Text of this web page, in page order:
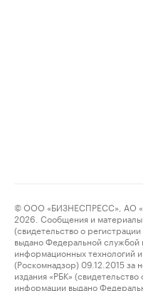
© ООО «БИЗНЕСПРЕСС», АО
2026. Сообщения и материалы
(свидетельство о
выдано Федеральной службой
информационных технологий
(Роскомнадзор) 09.12.2015
издания «РБК»
информации выдано